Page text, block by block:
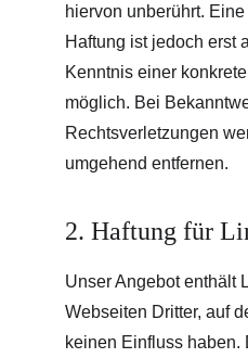
hiervon unberührt.
Haftung ist jedoch erst
Kenntnis einer
möglich. Bei
Rechtsverletzungen
umgehend entfernen.
2. Haftung für
Unser Angebot enthält
Webseiten Dritter, auf
keinen Einfluss haben.